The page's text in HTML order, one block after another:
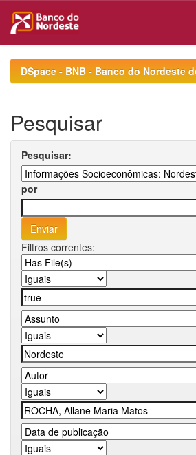
navigationDSpace - BNB - Banco do Nordeste
Pesquisar
Pesquisar:
por
Filtros correntes: